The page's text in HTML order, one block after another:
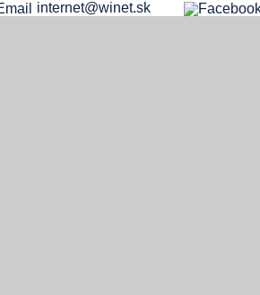
internet@winet.sk